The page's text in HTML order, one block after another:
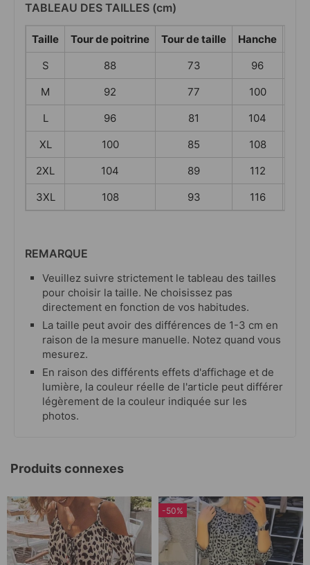
TABLEAU DES TAILLES (cm)
Taille Tour de poitrine Tour de taille Hanche
S
88 73
96
M
92 77
100
L
96 81
104
XL
100 85
108
2XL
104 89
112
3XL
108 93 116
REMARQUE
Veuillez suivre strictement le tableau des tailles
pour choisir la taille. Ne choisissez pas
directement en fonction de vos habitudes.
La taille peut avoir des différences de 1-3 cm en
raison de la mesure manuelle. Notez quand vous
mesurez.
En raison des différents effets d'affichage et de
lumière, la couleur réelle de l'article peut différer
légèrement de la couleur indiquée sur les
photos.
Produits connexes
-50%